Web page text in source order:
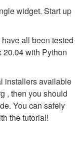
widget. Start up
all been tested
with Python
installers available
, then you should
You can safely
the tutorial!